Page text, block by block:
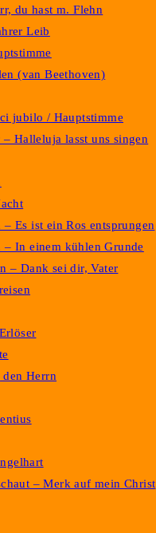
du hast m. Flehn
Leib
(van Beethoven)
jubilo / Hauptstimme
Halleluja lasst uns singen
Es ist ein Ros entsprungen
– In einem kühlen Grunde
– Dank sei dir, Vater
Herrn
– Merk auf mein Christ